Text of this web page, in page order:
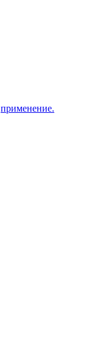
применение.